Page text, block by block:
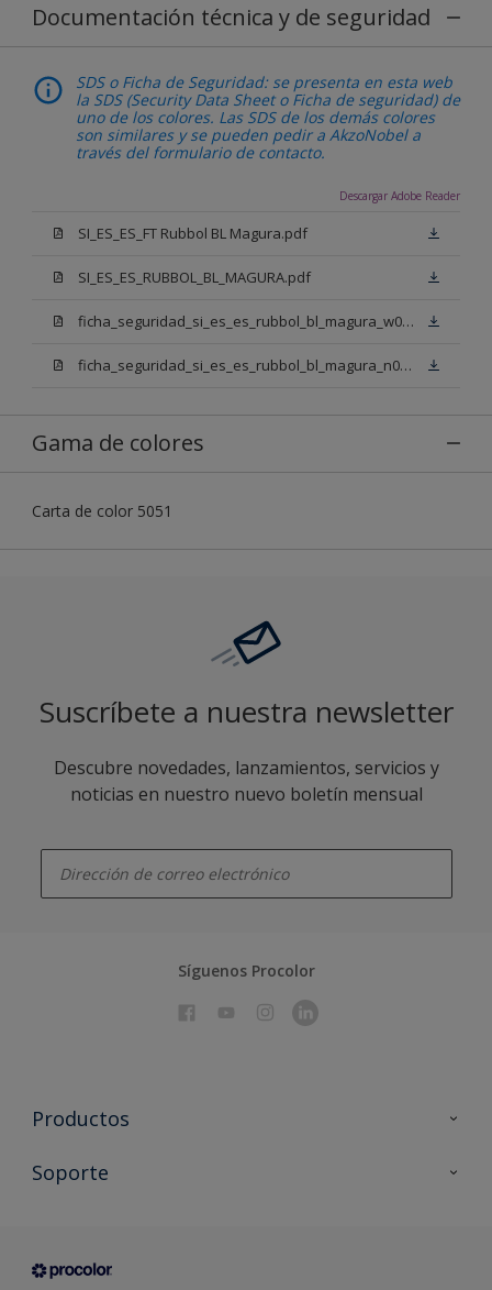
Documentación técnica y de seguridad
SDS o Ficha de Seguridad: se presenta en esta web
la SDS (Security Data Sheet o Ficha de seguridad) de
uno de los colores. Las SDS de los demás colores
son similares y se pueden pedir a AkzoNobel a
través del formulario de contacto.
Descargar Adobe Reader
SI_ES_ES_FT Rubbol BL Magura.pdf
SI_ES_ES_RUBBOL_BL_MAGURA.pdf
ficha_seguridad_si_es_es_rubbol_bl_magura_w05.pdf
ficha_seguridad_si_es_es_rubbol_bl_magura_n00.pdf
Gama de colores
Carta de color 5051
Suscríbete a nuestra newsletter
Descubre novedades, lanzamientos, servicios y
noticias en nuestro nuevo boletín mensual
Síguenos Procolor
Productos
Todos los productos
Condiciones generales de venta
Soporte
Sobre Procolor